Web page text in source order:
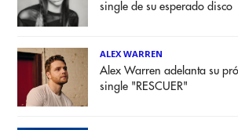
single de su esperado disco
ALEX WARREN
Alex Warren adelanta su
single "RESCUER"